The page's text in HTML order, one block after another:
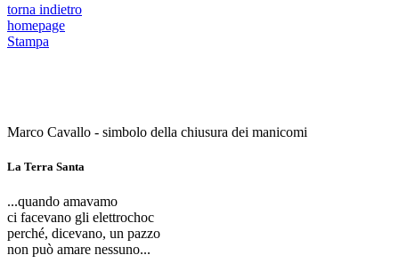
torna indietro
homepage
Stampa
Marco Cavallo - simbolo della chiusura dei manicomi
La Terra Santa
...quando amavamo
ci facevano gli elettrochoc
perché, dicevano, un pazzo
non può amare nessuno...